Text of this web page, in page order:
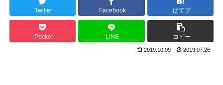
Twitter Facebook はてブ
Pocket LINE コピー
2019.10.09 2019.07.26